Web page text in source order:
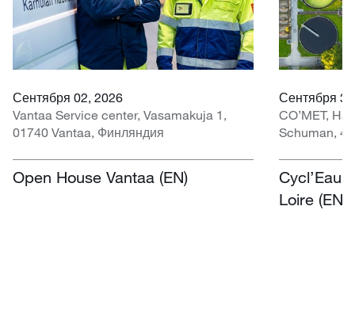
Сентября 02, 2026
Vantaa Service center, Vasamakuja 1,
01740 Vantaa, Финляндия
Open House Vantaa (EN)
Сентября
CO’MET,
Schuman,
Cycl’Eau
Loire (EN)